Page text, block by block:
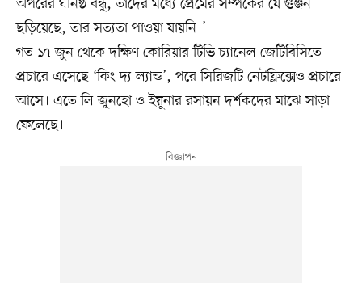
ছড়িয়েছে, তার সত্যতা পাওয়া যায়নি।’
গত ১৭ জুন থেকে দক্ষিণ কোরিয়ার টিভি চ্যানেল জেটিবিসিতে
প্রচারে এসেছে ‘কিং দ্য ল্যান্ড’, পরে সিরিজটি নেটফ্লিক্সেও প্রচারে
আসে। এতে লি জুনহো ও ইয়ুনার রসায়ন দর্শকদের মাঝে সাড়া
ফেলেছে।